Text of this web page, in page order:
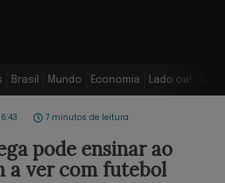
Brasil Mundo Economia Lado oa!
7 minutos de leitura
pode ensinar ao
a ver com futebol